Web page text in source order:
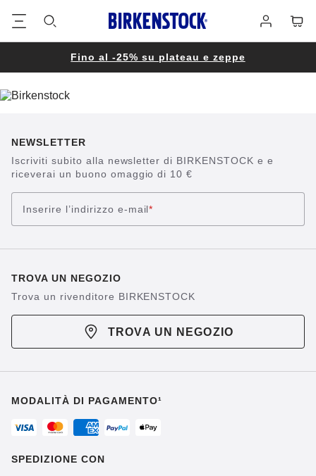
Fino al -25% su plateau e zeppe
pagina
NEWSLETTER
Iscriviti subito alla newsletter di BIRKENSTOCK e e
riceverai un buono omaggio di 10 €
Inserire l’indirizzo e-mail*
TROVA UN NEGOZIO
Trova un rivenditore BIRKENSTOCK
TROVA UN NEGOZIO
MODALITÀ DI PAGAMENTO¹
SPEDIZIONE CON